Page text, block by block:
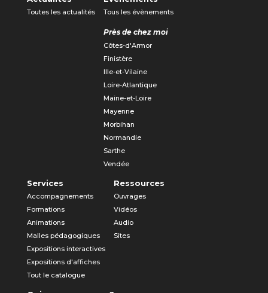
Toutes les actualités Tous les évènements
Près de chez moi
Côtes-d'Armor
Finistère
Ille-et-Vilaine
Loire-Atlantique
Maine-et-Loire
Mayenne
Morbihan
Normandie
Sarthe
Vendée
Services
Accompagnements
Formations
Animations
Malles pédagogiques
Expositions interactives
Expositions d'affiches
Tout le catalogue
Ressources
Ouvrages
Vidéos
Audio
Sites